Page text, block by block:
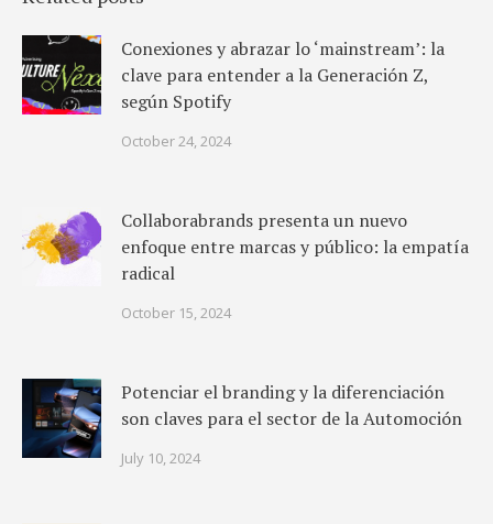
Conexiones y abrazar lo ‘mainstream’: la
clave para entender a la Generación Z,
según Spotify
October 24, 2024
Collaborabrands presenta un nuevo
enfoque entre marcas y público: la empatía
radical
October 15, 2024
Potenciar el branding y la diferenciación
son claves para el sector de la Automoción
July 10, 2024